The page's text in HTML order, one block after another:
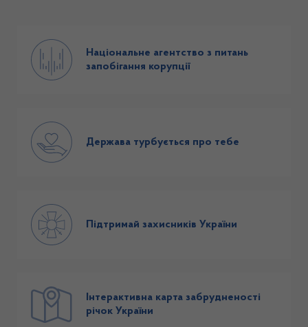
Національне агентство з питань
запобігання корупції
Держава турбується про тебе
Підтримай захисників України
Інтерактивна карта забрудненості
річок України